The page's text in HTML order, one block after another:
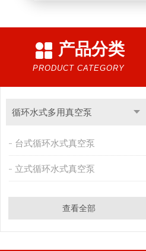
产品分类
PRODUCT CATEGORY
循环水式多用真空泵
台式循环水式真空泵
立式循环水式真空泵
查看全部